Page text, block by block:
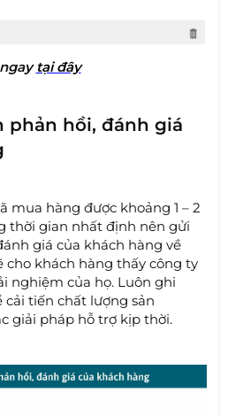
y tại đây
phản hồi, đánh giá
mua hàng được khoảng 1 – 2
thời gian nhất định nên gửi
giá của khách hàng về
cho khách hàng thấy công ty
nghiệm của họ. Luôn ghi
cải tiến chất lượng sản
giải pháp hỗ trợ kịp thời.